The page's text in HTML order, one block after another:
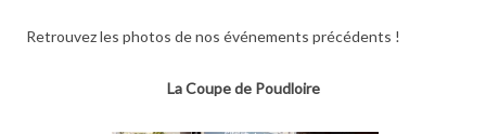
Retrouvez les photos de nos événements précédents !
La Coupe de Poudloire